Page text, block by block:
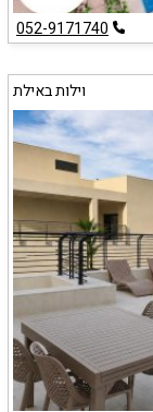
052-9171740
וילות באילת